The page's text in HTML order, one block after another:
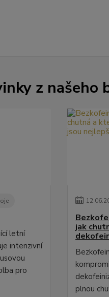
z našeho
letní
intenzivní
pro
12.06.
jak
plnou